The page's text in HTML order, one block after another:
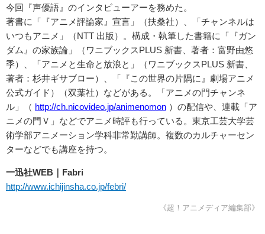
今回『声優語』のインタビューアーを務めた。
著書に「『アニメ評論家』宣言」（扶桑社）、「チャンネルは
いつもアニメ」（NTT 出版）。構成・執筆した書籍に「『ガン
ダム』の家族論」（ワニブックスPLUS 新書、著者：富野由悠
季）、「アニメと生命と放浪と」（ワニブックスPLUS 新書、
著者：杉井ギサブロー）、「『この世界の片隅に』劇場アニメ
公式ガイド）（双葉社）などがある。「アニメの門チャンネ
ル」（ http://ch.nicovideo.jp/animenomon ）の配信や、連載「ア
ニメの門Ｖ」などでアニメ時評も行っている。東京工芸大学芸
術学部アニメーション学科非常勤講師。複数のカルチャーセン
ターなどでも講座を持つ。
一迅社WEB｜Fabri
http://www.ichijinsha.co.jp/febri/
《超！アニメディア編集部》